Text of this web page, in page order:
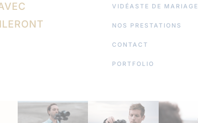
VIDÉASTE DE MARIAGE
NOS PRESTATIONS
CONTACT
PORTFOLIO